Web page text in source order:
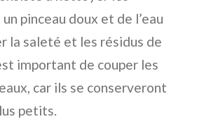
pinceau doux et de l’eau
la saleté et les résidus de
important de couper les
car ils se conserveront
petits.